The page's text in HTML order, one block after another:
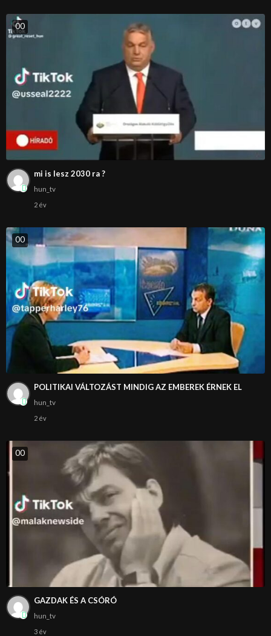
00
mi is lesz 2030 ra ?
hun_tv
2 év
00
POLITIKAI VÁLTOZÁST MINDIG AZ EMBEREK ÉRNEK EL
hun_tv
2 év
00
GAZDAK ÉS A CSÓRÓ
hun_tv
3 év